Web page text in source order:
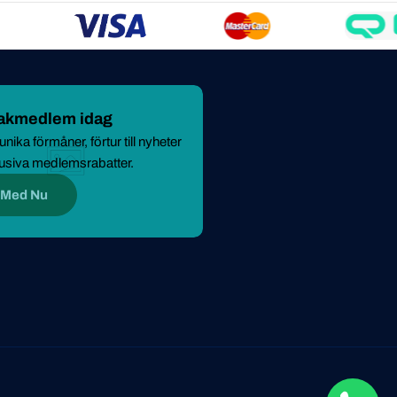
idag
förmåner, förtur till nyheter
medlemsrabatter.
Nu